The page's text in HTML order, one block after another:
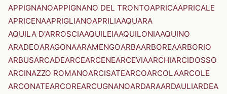
APPIGNANOAPPIGNANO DEL TRONTOAPRICAAPRICALE
APRICENAAPRIGLIANOAPRILIAAQUARA
AQUILA D'ARROSCIAAQUILEIAAQUILONIAAQUINO
ARADEOARAGONAARAMENGOARBAARBOREAARBORIO
ARBUSARCADEARCEARCENEARCEVIAARCHIARCIDOSSO
ARCINAZZO ROMANOARCISATEARCOARCOLAARCOLE
ARCONATEARCOREARCUGNANOARDARAARDAULIARDEA